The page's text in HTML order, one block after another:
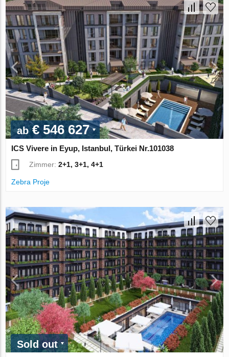
ab€ 546 627
ICS Vivere in Eyup, Istanbul, Türkei Nr.101038
Zimmer:2+1, 3+1, 4+1
Zebra Proje
Sold out